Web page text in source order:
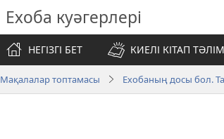
Ехоба куәгерлері
НЕГІЗГІ БЕТ
КИЕЛІ КІТАП
Мақалалар топтамасы Ехобаның досы бол.